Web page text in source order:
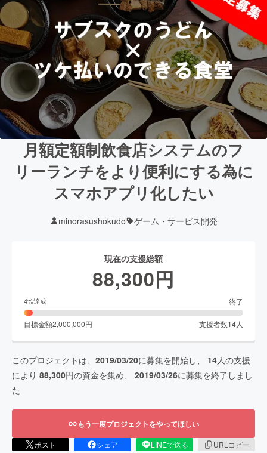
月額定額制飲食店システムのフ
リーランチをより便利にする為に
スマホアプリ化したい
minorasushokudo ゲーム・サービス開発
現在の支援総額
88,300円
4%達成 終了
目標金額2,000,000円 支援者数14人
このプロジェクトは、 2019/03/20に募集を開始し、 14人の支援
により 88,300円の資金を集め、 2019/03/26に募集を終了しまし
た
もう一度プロジェクトをやってほしい
ポスト シェア LINEで送る
URLコピー